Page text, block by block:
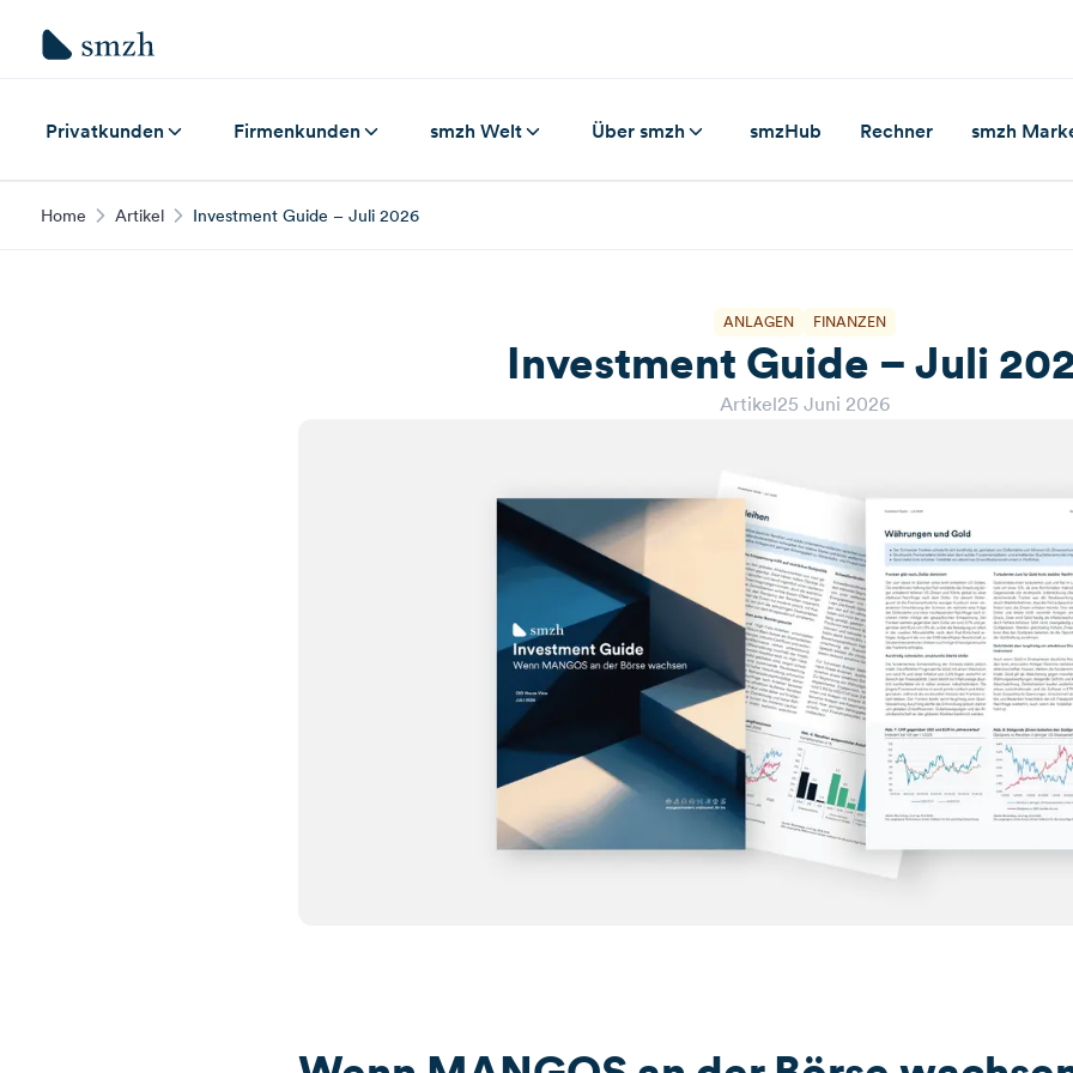
Privatkunden Firmenkunden smzh Welt Über smzh smzHub Rechner smzh
Home Artikel Investment Guide – Juli 2026
ANLAGEN FINANZEN
Investment Guide – Juli
Artikel25 Juni 2026